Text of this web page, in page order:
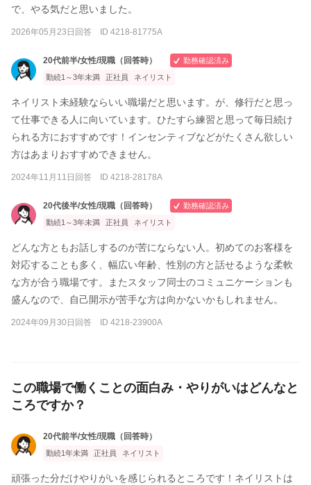
で、やる気だと思いました。
2026年05月23日回答 ID 4218-81775A
20代前半/女性/現職（回答時）
勤務確認済み
勤続1～3年未満
正社員 ネイリスト
ネイリスト未経験ならいい職場だと思います。が、修行だと思っ
て仕事できる人に向いています。ひたすら練習と思って毎日続け
られる方におすすめです！インセンティブなどがたくさん欲しい
方はあまりおすすめできません。
2024年11月11日回答 ID 4218-28178A
20代後半/女性/現職（回答時）
勤務確認済み
勤続1～3年未満
正社員 ネイリスト
どんな方ともお話しするのが苦にならない人。初めてのお客様を
対応することも多く、幅広い年齢、性別の方と話せるような柔軟
な方が合う職場です。またスタッフ同士のコミュニケーションも
盛んなので、自己開示が苦手な方は向かないかもしれません。
2024年09月30日回答 ID 4218-23900A
この職場で働くことの面白み・やりがいはどんなと
ころですか？
20代前半/女性/現職（回答時）
勤続1年未満 正社員 ネイリスト
頑張った分だけやりがいを感じられるところです！ネイリストは